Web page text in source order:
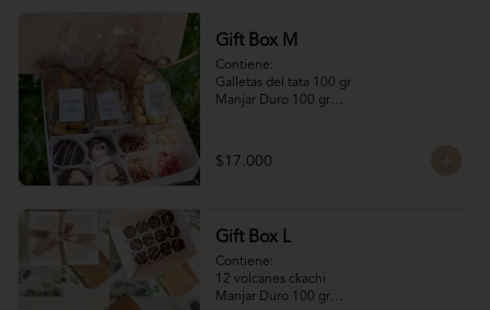
Gift Box M
Contiene:
Galletas del tata 100 gr
Manjar Duro 100 gr
4 Rocas Suizas
$17.000
Gift Box L
Contiene:
12 volcanes ckachi
Manjar Duro 100 gr